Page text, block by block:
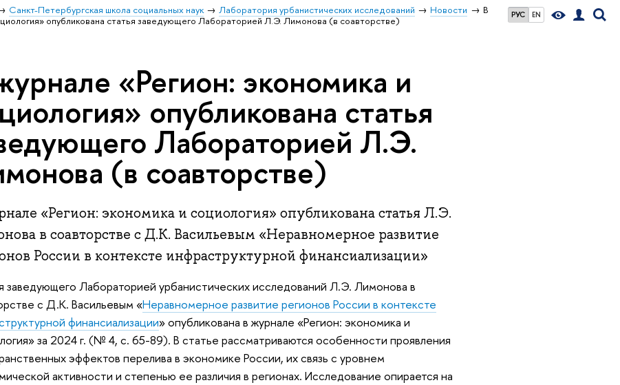
РУС EN
Санкт-Петербургская школа социальных наук Лаборатория урбанистических исследований Новости
В
опубликована статья заведующего Лабораторией Л.Э. Лимонова (в соавторстве)
«Регион: экономика и
опубликована статья
Лабораторией Л.Э.
(в соавторстве)
«Регион: экономика и социология» опубликована статья Л.Э.
в соавторстве с Д.К. Васильевым «Неравномерное развитие
России в контексте инфраструктурной финансиализации»
заведующего Лабораторией урбанистических исследований Л.Э. Лимонова в
с Д.К. Васильевым «Неравномерное развитие регионов России в контексте
финансиализации» опубликована в журнале «Регион: экономика и
за 2024 г. (№ 4, с. 65-89). В статье рассматриваются особенности проявления
эффектов перелива в экономике России, их связь с уровнем
активности и степенью ее различия в регионах. Исследование опирается на